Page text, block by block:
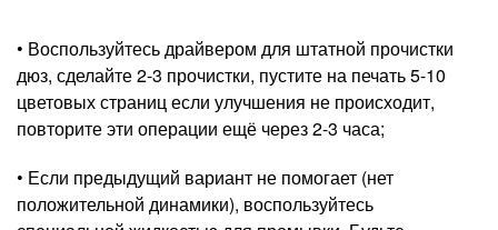
• Воспользуйтесь драйвером для штатной прочистки
дюз, сделайте 2-3 прочистки, пустите на печать 5-10
цветовых страниц если улучшения не происходит,
повторите эти операции ещё через 2-3 часа;
• Если предыдущий вариант не помогает (нет
положительной динамики), воспользуйтесь